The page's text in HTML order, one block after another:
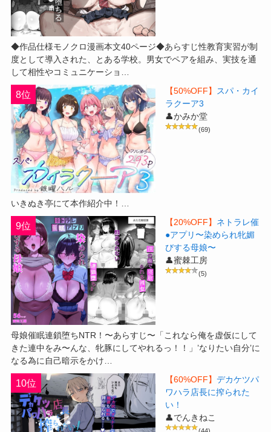
◆作品仕様モノクロ漫画本文40ページ◆あらすじ性教育実習が制
度として導入された、とある学校。男女でペアを組み、実技を通
して相性やコミュニケーショ…
8位 【50%OFF】 スパ・カイ
ラクーア3
👤かみか堂
(69)
いきぬき亭にて本作紹介中！…
9位 【20%OFF】 ネトラレ催
●アプリ〜染められ牝媚
びする母娘〜
👤蜜棘工房
(5)
母娘催眠連鎖堕ちNTR！〜あらすじ〜「これなら俺を虚仮にして
きた連中をみ〜んな、牝豚にしてやれるっ！！」’なりたい自分’に
なる為に自己暗示をかけ…
10位 【60%OFF】デカケツパ
ワハラ店長に搾られた
い！
👤でんきねこ